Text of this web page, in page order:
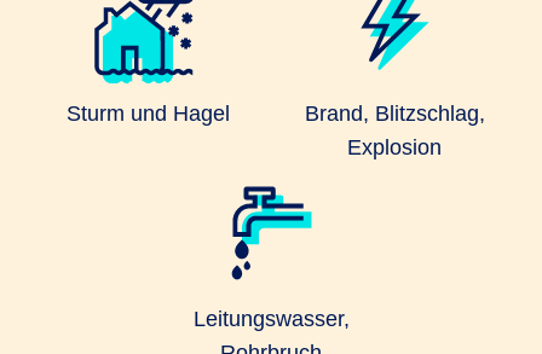
Sturm und Hagel
Brand, Blitzschlag,
Explosion
Leitungswasser,